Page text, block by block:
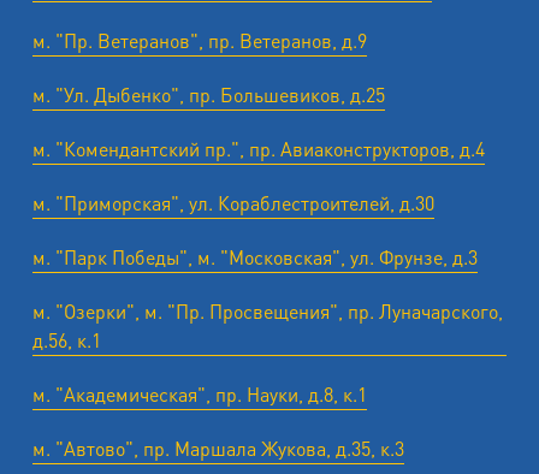
м. "Пр. Ветеранов", пр. Ветеранов, д.9
м. "Ул. Дыбенко", пр. Большевиков, д.25
м. "Комендантский пр.", пр. Авиаконструкторов, д.4
м. "Приморская", ул. Кораблестроителей, д.30
м. "Парк Победы", м. "Московская", ул. Фрунзе, д.3
м. "Озерки", м. "Пр. Просвещения", пр. Луначарского,
д.56, к.1
м. "Академическая", пр. Науки, д.8, к.1
м. "Автово", пр. Маршала Жукова, д.35, к.3